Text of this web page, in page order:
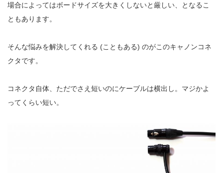
場合によってはボードサイズを大きくしないと厳しい、となるこ
ともあります。
そんな悩みを解決してくれる (こともある) のがこのキャノンコネ
クタです。
コネクタ自体、ただでさえ短いのにケーブルは横出し。マジかよ
ってくらい短い。